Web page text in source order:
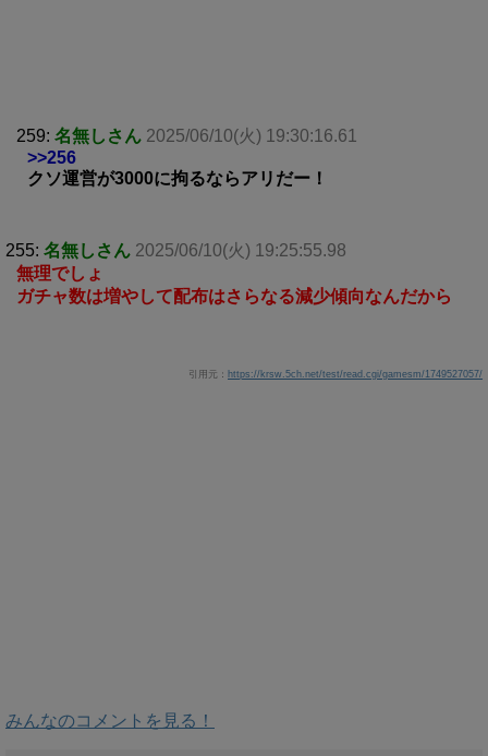
259: 名無しさん 2025/06/10(火) 19:30:16.61
>>256
クソ運営が3000に拘るならアリだー！
255: 名無しさん 2025/06/10(火) 19:25:55.98
無理でしょ
ガチャ数は増やして配布はさらなる減少傾向なんだから
引用元： https://krsw.5ch.net/test/read.cgi/gamesm/1749527057/
みんなのコメントを見る！